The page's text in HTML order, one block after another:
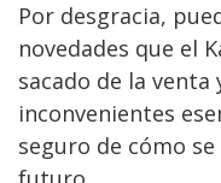
Por desgracia,
novedades que el
sacado de la venta
inconvenientes
seguro de cómo